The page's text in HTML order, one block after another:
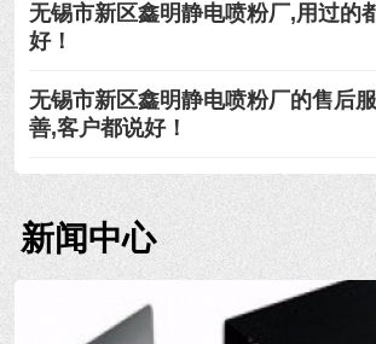
无锡市新区鑫明静电喷粉厂,用过的
好！
无锡市新区鑫明静电喷粉厂的售后
善,客户都说好！
新闻中心